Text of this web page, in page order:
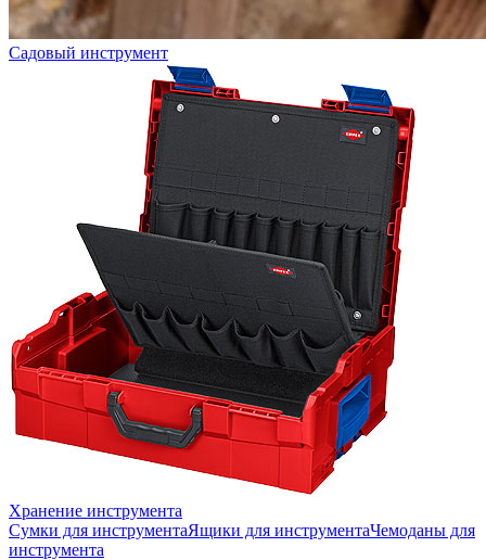
Садовый инструмент
Хранение инструмента
Сумки для инструментаЯщики для инструментаЧемоданы для
инструмента